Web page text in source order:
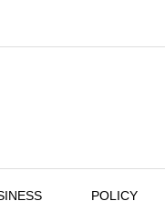
POLICY